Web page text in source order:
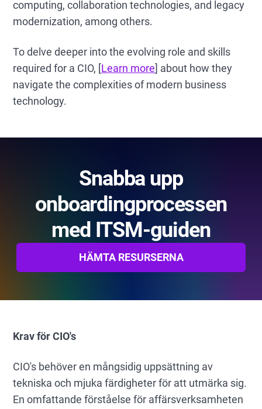
computing, collaboration technologies, and legacy
modernization, among others.
To delve deeper into the evolving role and skills
required for a CIO, [Learn more] about how they
navigate the complexities of modern business
technology.
Snabba upp
onboardingprocessen
med ITSM-guiden
HÄMTA RESURSERNA
Krav för CIO's
CIO's behöver en mångsidig uppsättning av
tekniska och mjuka färdigheter för att utmärka sig.
En omfattande förståelse för affärsverksamheten